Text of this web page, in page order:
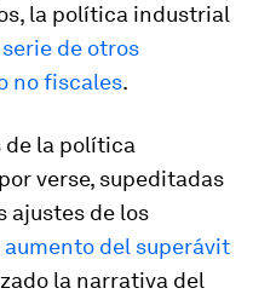
la política industrial
de otros
no fiscales.
de la política
verse, supeditadas
ajustes de los
aumento del superávit
la narrativa del